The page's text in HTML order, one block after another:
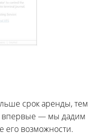
срок аренды, тем
впервые — мы дадим
его возможности.